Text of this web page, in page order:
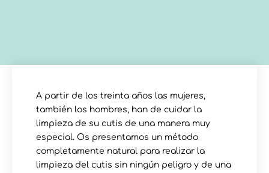
A partir de los treinta años las mujeres,
también los hombres, han de cuidar la
limpieza de su cutis de una manera muy
especial. Os presentamos un método
completamente natural para realizar la
limpieza del cutis sin ningún peligro y de una